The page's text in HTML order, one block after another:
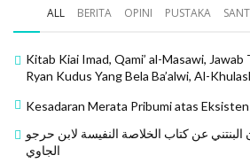
Di antara ulama Mat ‘laul Anwar
Saiman (Sulaiman) Cibinglu Menes,
Labuan, KH. Muniran Munjul, KH.
Habri bin KH. Abdurrahman Bahrul
Mandalawangi, KH. Rd. Sugiri
dan KH Ghozali Petir, dan KH.
ALL BERITA OPINI PUSTAKA
Kitab Kiai Imad, Qami’ al-Masawi,
Ryan Kudus Yang Bela Ba’alwi, Al-
Kesadaran Merata Pribumi atas
عن كتاب الخلاصة النفيسة لابن حرجو
الجاوي